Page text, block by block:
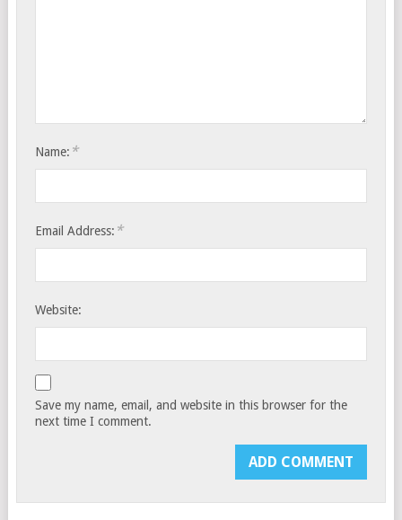
Name: *
Email Address: *
Website:
Save my name, email, and website in this browser for the
next time I comment.